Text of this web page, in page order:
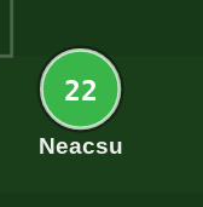
22
Neacsu